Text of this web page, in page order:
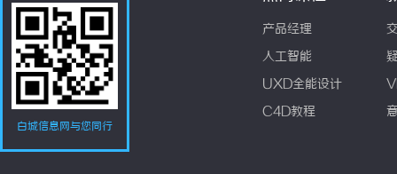
白城信息网与您同行
产品经理
人工智能
UXD全能设计
C4D教程